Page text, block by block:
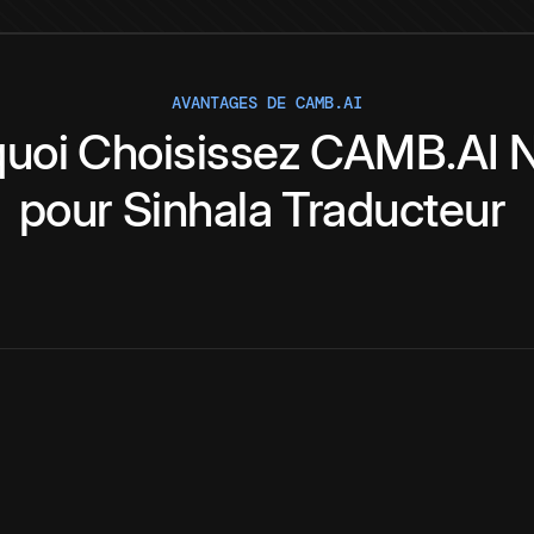
AVANTAGES DE CAMB.AI
Choisissez CAMB.AI
pour Sinhala Traducteur